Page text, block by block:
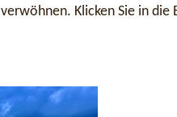
verwöhnen. Klicken Sie in die